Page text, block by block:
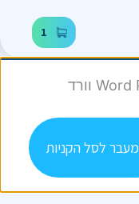
1
“Word Power – Band 3 Group D וורד
מעבר לסל הקניות